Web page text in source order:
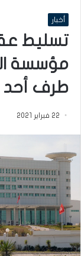
أخبار
تسليط
مؤسسة
طرف أحد
22 فبراير 2021